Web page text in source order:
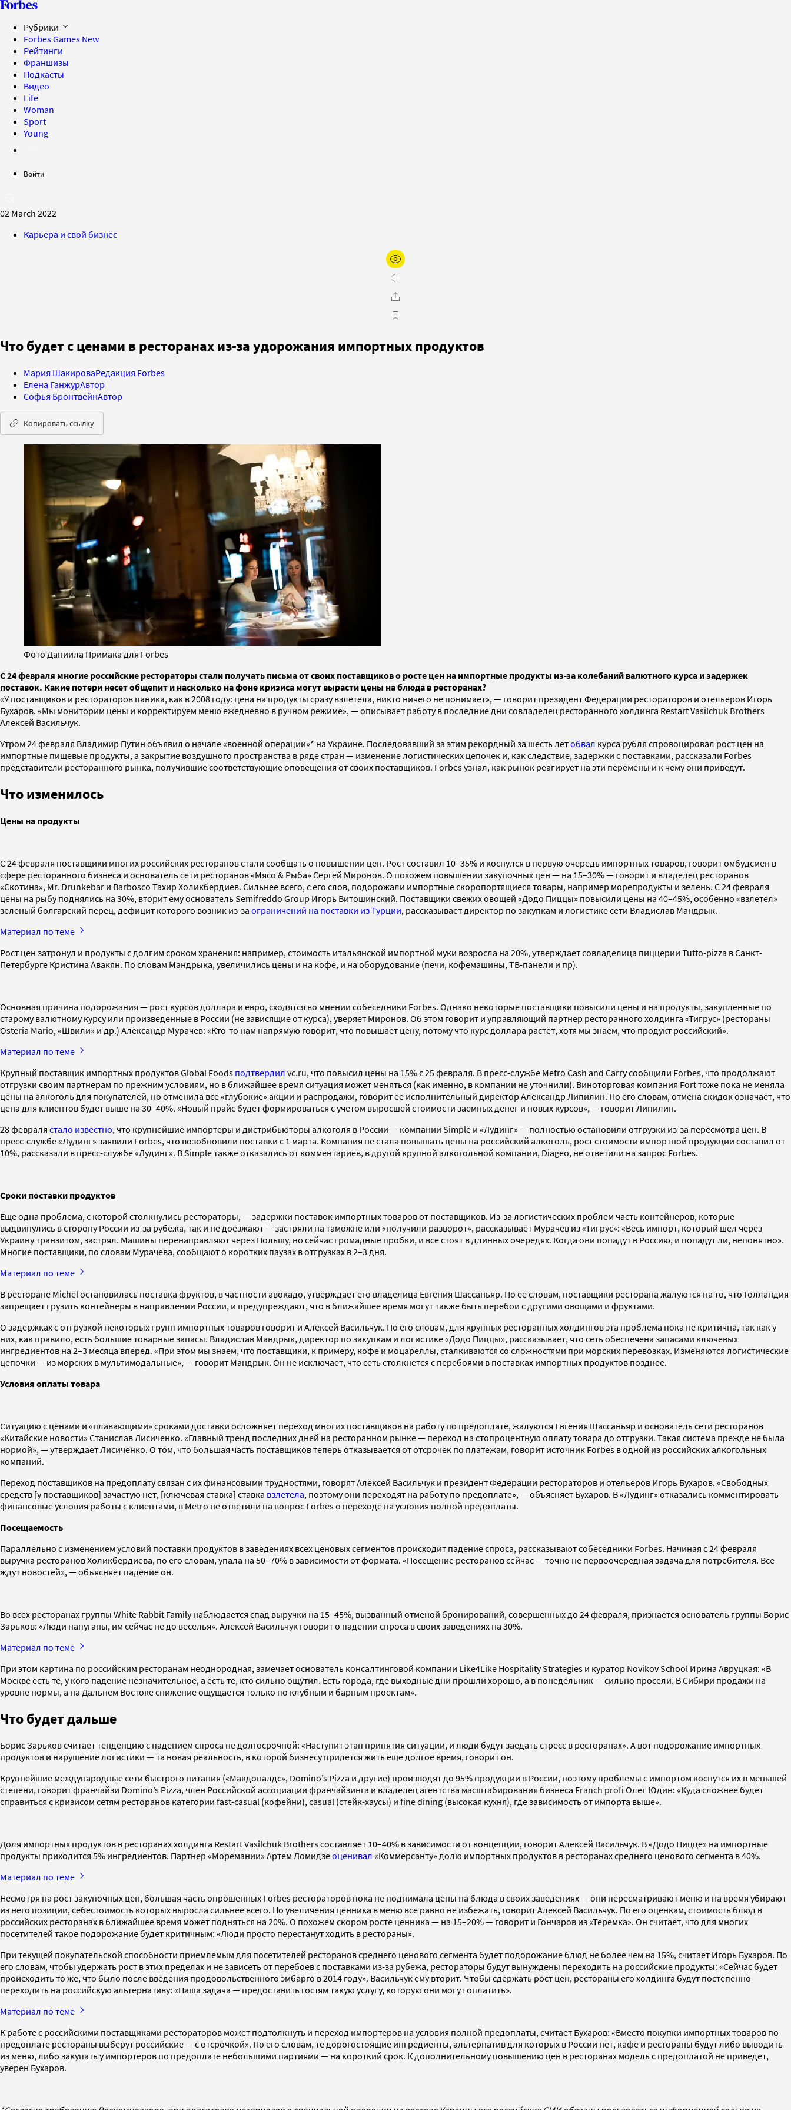
Рубрики
Forbes Games New
Рейтинги
Франшизы
Подкасты
Видео
Life
Woman
Sport
Young
Войти
02 March 2022
Карьера и свой бизнес
Что будет с ценами в ресторанах из-за удорожания импортных продуктов
Мария ШакироваРедакция Forbes
Елена ГанжурАвтор
Софья БронтвейнАвтор
Копировать ссылку
Фото Даниила Примака для Forbes
С 24 февраля многие российские рестораторы стали получать письма от своих поставщиков о росте цен на импортные продукты из-за колебаний валютного курса и задержек
поставок. Какие потери несет общепит и насколько на фоне кризиса могут вырасти цены на блюда в ресторанах?
«У поставщиков и рестораторов паника, как в 2008 году: цена на продукты сразу взлетела, никто ничего не понимает», — говорит президент Федерации рестораторов и отельеров Игорь
Бухаров. «Мы мониторим цены и корректируем меню ежедневно в ручном режиме», — описывает работу в последние дни совладелец ресторанного холдинга Restart Vasilchuk Brothers
Алексей Васильчук.
Утром 24 февраля Владимир Путин объявил о начале «военной операции»* на Украине. Последовавший за этим рекордный за шесть летобвал курса рубля спровоцировал рост цен на
импортные пищевые продукты, а закрытие воздушного пространства в ряде стран — изменение логистических цепочек и, как следствие, задержки с поставками, рассказали Forbes
представители ресторанного рынка, получившие соответствующие оповещения от своих поставщиков. Forbes узнал, как рынок реагирует на эти перемены и к чему они приведут.
Что изменилось
Цены на продукты
С 24 февраля поставщики многих российских ресторанов стали сообщать о повышении цен. Рост составил 10–35% и коснулся в первую очередь импортных товаров, говорит омбудсмен в
сфере ресторанного бизнеса и основатель сети ресторанов «Мясо & Рыба» Сергей Миронов. О похожем повышении закупочных цен — на 15–30% — говорит и владелец ресторанов
«Скотина», Mr. Drunkebar и Barbosco Тахир Холикбердиев. Сильнее всего, с его слов, подорожали импортные скоропортящиеся товары, например морепродукты и зелень. С 24 февраля
цены на рыбу поднялись на 30%, вторит ему основатель Semifreddo Group Игорь Витошинский. Поставщики свежих овощей «Додо Пиццы» повысили цены на 40–45%, особенно «взлетел»
зеленый болгарский перец, дефицит которого возник из-за ограничений на поставки из Турции, рассказывает директор по закупкам и логистике сети Владислав Мандрык.
Материал по теме
Рост цен затронул и продукты с долгим сроком хранения: например, стоимость итальянской импортной муки возросла на 20%, утверждает совладелица пиццерии Tutto-pizza в Санкт-
Петербурге Кристина Авакян. По словам Мандрыка, увеличились цены и на кофе, и на оборудование (печи, кофемашины, ТВ-панели и пр).
Основная причина подорожания — рост курсов доллара и евро, сходятся во мнении собеседники Forbes. Однако некоторые поставщики повысили цены и на продукты, закупленные по
старому валютному курсу или произведенные в России (не зависящие от курса), уверяет Миронов. Об этом говорит и управляющий партнер ресторанного холдинга «Тигрус» (рестораны
Osteria Mario, «Швили» и др.) Александр Мурачев: «Кто-то нам напрямую говорит, что повышает цену, потому что курс доллара растет, хотя мы знаем, что продукт российский».
Материал по теме
Крупный поставщик импортных продуктов Global Foods подтвердил vc.ru, что повысил цены на 15% с 25 февраля. В пресс-службе Metro Cash and Carry сообщили Forbes, что продолжают
отгрузки своим партнерам по прежним условиям, но в ближайшее время ситуация может меняться (как именно, в компании не уточнили). Виноторговая компания Fort тоже пока не меняла
цены на алкоголь для покупателей, но отменила все «глубокие» акции и распродажи, говорит ее исполнительный директор Александр Липилин. По его словам, отмена скидок означает, что
цена для клиентов будет выше на 30–40%. «Новый прайс будет формироваться с учетом выросшей стоимости заемных денег и новых курсов», — говорит Липилин.
28 февраля стало известно, что крупнейшие импортеры и дистрибьюторы алкоголя в России — компании Simple и «Лудинг» — полностью остановили отгрузки из-за пересмотра цен. В
пресс-службе «Лудинг» заявили Forbes, что возобновили поставки с 1 марта. Компания не стала повышать цены на российский алкоголь, рост стоимости импортной продукции составил от
10%, рассказали в пресс-службе «Лудинг». В Simple также отказались от комментариев, в другой крупной алкогольной компании, Diageo, не ответили на запрос Forbes.
Сроки поставки продуктов
Еще одна проблема, с которой столкнулись рестораторы, — задержки поставок импортных товаров от поставщиков. Из-за логистических проблем часть контейнеров, которые
выдвинулись в сторону России из-за рубежа, так и не доезжают — застряли на таможне или «получили разворот», рассказывает Мурачев из «Тигрус»: «Весь импорт, который шел через
Украину транзитом, застрял. Машины перенаправляют через Польшу, но сейчас громадные пробки, и все стоят в длинных очередях. Когда они попадут в Россию, и попадут ли, непонятно».
Многие поставщики, по словам Мурачева, сообщают о коротких паузах в отгрузках в 2–3 дня.
Материал по теме
В ресторане Michel остановилась поставка фруктов, в частности авокадо, утверждает его владелица Евгения Шассаньяр. По ее словам, поставщики ресторана жалуются на то, что Голландия
запрещает грузить контейнеры в направлении России, и предупреждают, что в ближайшее время могут также быть перебои с другими овощами и фруктами.
О задержках с отгрузкой некоторых групп импортных товаров говорит и Алексей Васильчук. По его словам, для крупных ресторанных холдингов эта проблема пока не критична, так как у
них, как правило, есть большие товарные запасы. Владислав Мандрык, директор по закупкам и логистике «Додо Пиццы», рассказывает, что сеть обеспечена запасами ключевых
ингредиентов на 2–3 месяца вперед. «При этом мы знаем, что поставщики, к примеру, кофе и моцареллы, сталкиваются со сложностями при морских перевозках. Изменяются логистические
цепочки — из морских в мультимодальные», — говорит Мандрык. Он не исключает, что сеть столкнется с перебоями в поставках импортных продуктов позднее.
Условия оплаты товара
Ситуацию с ценами и «плавающими» сроками доставки осложняет переход многих поставщиков на работу по предоплате, жалуются Евгения Шассаньяр и основатель сети ресторанов
«Китайские новости» Станислав Лисиченко. «Главный тренд последних дней на ресторанном рынке — переход на стопроцентную оплату товара до отгрузки. Такая система прежде не была
нормой», — утверждает Лисиченко. О том, что большая часть поставщиков теперь отказывается от отсрочек по платежам, говорит источник Forbes в одной из российских алкогольных
компаний.
Переход поставщиков на предоплату связан с их финансовыми трудностями, говорят Алексей Васильчук и президент Федерации рестораторов и отельеров Игорь Бухаров. «Свободных
средств [у поставщиков] зачастую нет, [ключевая ставка] ставка взлетела, поэтому они переходят на работу по предоплате», — объясняет Бухаров. В «Лудинг» отказались комментировать
финансовые условия работы с клиентами, в Metro не ответили на вопрос Forbes о переходе на условия полной предоплаты.
Посещаемость
Параллельно с изменением условий поставки продуктов в заведениях всех ценовых сегментов происходит падение спроса, рассказывают собеседники Forbes. Начиная с 24 февраля
выручка ресторанов Холикбердиева, по его словам, упала на 50–70% в зависимости от формата. «Посещение ресторанов сейчас — точно не первоочередная задача для потребителя. Все
ждут новостей», — объясняет падение он.
Во всех ресторанах группы White Rabbit Family наблюдается спад выручки на 15–45%, вызванный отменой бронирований, совершенных до 24 февраля, признается основатель группы Борис
Зарьков: «Люди напуганы, им сейчас не до веселья». Алексей Васильчук говорит о падении спроса в своих заведениях на 30%.
Материал по теме
При этом картина по российским ресторанам неоднородная, замечает основатель консалтинговой компании Like4Like Hospitality Strategies и куратор Novikov School Ирина Авруцкая: «В
Москве есть те, у кого падение незначительное, а есть те, кто сильно ощутил. Есть города, где выходные дни прошли хорошо, а в понедельник — сильно просели. В Сибири продажи на
уровне нормы, а на Дальнем Востоке снижение ощущается только по клубным и барным проектам».
Что будет дальше
Борис Зарьков считает тенденцию с падением спроса не долгосрочной: «Наступит этап принятия ситуации, и люди будут заедать стресс в ресторанах». А вот подорожание импортных
продуктов и нарушение логистики — та новая реальность, в которой бизнесу придется жить еще долгое время, говорит он.
Крупнейшие международные сети быстрого питания («Макдоналдс», Domino’s Pizza и другие) производят до 95% продукции в России, поэтому проблемы с импортом коснутся их в меньшей
степени, говорит франчайзи Domino’s Pizza, член Российской ассоциации франчайзинга и владелец агентства масштабирования бизнеса Franch profi Олег Юдин: «Куда сложнее будет
справиться с кризисом сетям ресторанов категории fast-casual (кофейни), casual (стейк-хаусы) и fine dining (высокая кухня), где зависимость от импорта выше».
Доля импортных продуктов в ресторанах холдинга Restart Vasilchuk Brothers составляет 10–40% в зависимости от концепции, говорит Алексей Васильчук. В «Додо Пицце» на импортные
продукты приходится 5% ингредиентов. Партнер «Моремании» Артем Ломидзеоценивал «Коммерсанту» долю импортных продуктов в ресторанах среднего ценового сегмента в 40%.
Материал по теме
Несмотря на рост закупочных цен, большая часть опрошенных Forbes рестораторов пока не поднимала цены на блюда в своих заведениях — они пересматривают меню и на время убирают
из него позиции, себестоимость которых выросла сильнее всего. Но увеличения ценника в меню все равно не избежать, говорит Алексей Васильчук. По его оценкам, стоимость блюд в
российских ресторанах в ближайшее время может подняться на 20%. О похожем скором росте ценника — на 15–20% — говорит и Гончаров из «Теремка». Он считает, что для многих
посетителей такое подорожание будет критичным: «Люди просто перестанут ходить в рестораны».
При текущей покупательской способности приемлемым для посетителей ресторанов среднего ценового сегмента будет подорожание блюд не более чем на 15%, считает Игорь Бухаров. По
его словам, чтобы удержать рост в этих пределах и не зависеть от перебоев с поставками из-за рубежа, рестораторы будут вынуждены переходить на российские продукты: «Сейчас будет
происходить то же, что было после введения продовольственного эмбарго в 2014 году». Васильчук ему вторит. Чтобы сдержать рост цен, рестораны его холдинга будут постепенно
переходить на российскую альтернативу: «Наша задача — предоставить гостям такую услугу, которую они могут оплатить».
Материал по теме
К работе с российскими поставщиками рестораторов может подтолкнуть и переход импортеров на условия полной предоплаты, считает Бухаров: «Вместо покупки импортных товаров по
предоплате рестораны выберут российские — с отсрочкой». По его словам, те дорогостоящие ингредиенты, альтернатив для которых в России нет, кафе и рестораны будут либо выводить
из меню, либо закупать у импортеров по предоплате небольшими партиями — на короткий срок. К дополнительному повышению цен в ресторанах модель с предоплатой не приведет,
уверен Бухаров.